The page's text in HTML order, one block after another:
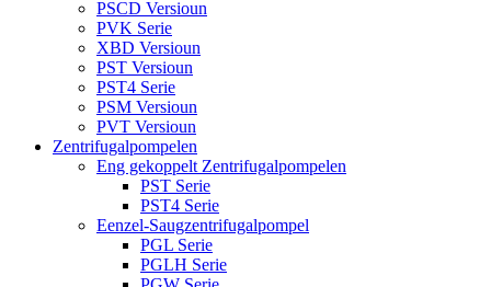
PSCD Versioun
PVK Serie
XBD Versioun
PST Versioun
PST4 Serie
PSM Versioun
PVT Versioun
Zentrifugalpompelen
Eng gekoppelt Zentrifugalpompelen
PST Serie
PST4 Serie
Eenzel-Saugzentrifugalpompel
PGL Serie
PGLH Serie